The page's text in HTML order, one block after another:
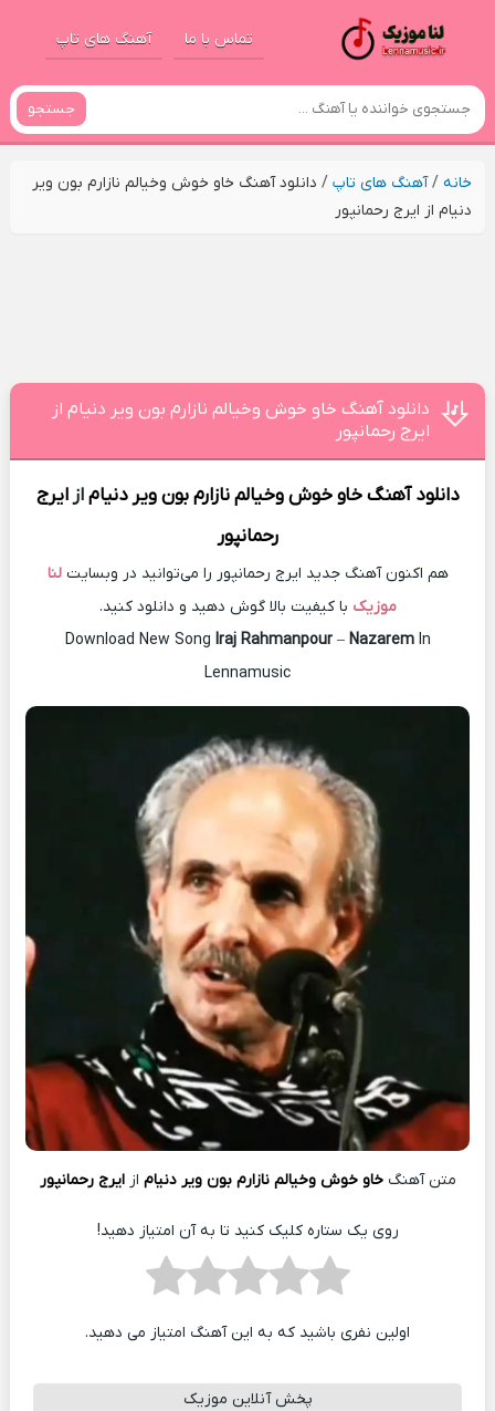
تماس با ما آهنگ های تاپ
جستجو
خانه/آهنگ های تاپ/ دانلود آهنگ خاو خوش وخیالم نازارم بون ویر
دنیام از ایرج رحمانپور
دانلود آهنگ خاو خوش وخیالم نازارم بون ویر دنیام از
ایرج رحمانپور
دانلود آهنگ خاو خوش وخیالم نازارم بون ویر دنیامازایرج
رحمانپور
هم اکنون آهنگ جدید ایرج رحمانپور را می‌توانید در وبسایتلنا
موزیک با کیفیت بالا گوش دهید و دانلود کنید.
Download New Song Iraj Rahmanpour– NazaremIn
Lennamusic
متن آهنگخاو خوش وخیالم نازارم بون ویر دنیام ازایرج رحمانپور
روی یک ستاره کلیک کنید تا به آن امتیاز دهید!
اولین نفری باشید که به این آهنگ امتیاز می دهید.
پخش آنلاین موزیک